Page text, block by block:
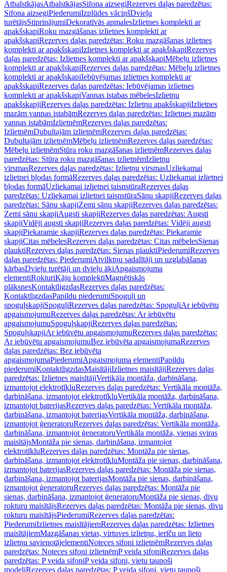
AtbalstkājasAtbalstkājasSifona aizsegiRezerves daļas paredzētas:
Sifona aizsegiPiederumiIzplūdes vāciņšDvieļu
turētājsStiprinājumiDekoratīvās apmalesIzlietnes komplekti ar
apakšskapiRoku mazgāšanas izlietnes komplekti ar
apakšskapiRezerves daļas paredzētas: Roku mazgāšanas izlietnes
komplekti ar apakšskapiIzlietnes komplekti ar apakšskapiRezerves
daļas paredzētas: Izlietnes komplekti ar apakšskapiMēbeļu izlietnes
komplekti ar apakšskapiRezerves daļas paredzētas: Mēbeļu izlietnes
komplekti ar apakšskapiIebūvējamas izlietnes komplekti ar
apakšskapiRezerves daļas paredzētas: Iebūvējamas izlietnes
komplekti ar apakšskapiVannas istabas mēbelesIzlietņu
apakšskapjiRezerves daļas paredzētas: Izlietņu apakšskapjiIzlietnes
mazām vannas istabāmRezerves daļas paredzētas: Izlietnes mazām
vannas istabāmIzlietnēmRezerves daļas paredzētas:
IzlietnēmDubultajām izlietnēmRezerves daļas paredzētas:
Dubultajām izlietnēmMēbeļu izlietnēmRezerves daļas paredzētas:
Mēbeļu izlietnēmStūra roku mazgāšanas izlietnēmRezerves daļas
paredzētas: Stūra roku mazgāšanas izlietnēmIzlietņu
virsmasRezerves daļas paredzētas: Izlietņu virsmasUzliekamai
izlietnei bļodas formāRezerves daļas paredzētas: Uzliekamai izlietnei
bļodas formāUzliekamai izlietnei taisnstūraRezerves daļas
paredzētas: Uzliekamai izlietnei taisnstūraSānu skapjiRezerves daļas
paredzētas: Sānu skapjiZemi sānu skapjiRezerves daļas paredzētas:
Zemi sānu skapjiAugsti skapjiRezerves daļas paredzētas: Augsti
skapjiVidēji augsti skapjiRezerves daļas paredzētas: Vidēji augsti
skapjiPiekaramie skapjiRezerves daļas paredzētas: Piekaramie
skapjiCitas mēbelesRezerves daļas paredzētas: Citas mēbelesSienas
plauktiRezerves daļas paredzētas: Sienas plauktiPiederumiRezerves
daļas paredzētas: PiederumiAtvilktņu sadalītāji un uzglabāšanas
kārbasDvieļu turētāji un dvieļu āķiApgaismojuma
elementiRokturiKāju komplektiMagnētiskās
plāksnesKontaktligzdasRezerves daļas paredzētas:
KontaktligzdasPapildu piederumiSpoguļi un
spoguļskapjiSpoguļiRezerves daļas paredzētas: SpoguļiAr iebūvētu
apgaismojumuRezerves daļas paredzētas: Ar iebūvētu
apgaismojumuSpoguļskapjiRezerves daļas paredzētas:
SpoguļskapjiAr iebūvētu apgaismojumuRezerves daļas paredzētas:
Ar iebūvētu apgaismojumuBez iebūvēta apgaismojumaRezerves
daļas paredzētas: Bez iebūvēta
apgaismojumaPiederumiApgaismojuma elementiPapildu
piederumiKontaktligzdasMaisītājiIzlietnes maisītājiRezerves daļas
paredzētas: Izlietnes maisītājiVertikāla montāža, darbināšana,
izmantojot elektrotīkluRezerves daļas paredzētas: Vertikāla montāža,
darbināšana, izmantojot elektrotīkluVertikāla montāža, darbināšana,
izmantojot baterijasRezerves daļas paredzētas: Vertikāla montāža,
darbināšana, izmantojot baterijasVertikāla montāža, darbināšana,
izmantojot ģeneratoruRezerves daļas paredzētas: Vertikāla montāža,
darbināšana, izmantojot ģeneratoruVertikāla montāža, vienas sviras
maisītājsMontāža pie sienas, darbināšana, izmantojot
elektrotīkluRezerves daļas paredzētas: Montāža pie sienas,
darbināšana, izmantojot elektrotīkluMontāža pie sienas, darbināšana,
izmantojot baterijasRezerves daļas paredzētas: Montāža pie sienas,
darbināšana, izmantojot baterijasMontāža pie sienas, darbināšana,
izmantojot ģeneratoruRezerves daļas paredzētas: Montāža pie
sienas, darbināšana, izmantojot ģeneratoruMontāža pie sienas, divu
rokturu maisītājsRezerves daļas paredzētas: Montāža pie sienas, divu
rokturu maisītājsPiederumiRezerves daļas paredzētas:
PiederumiIzlietnes maisītājiemRezerves daļas paredzētas: Izlietnes
maisītājiemMazgāšanas vietas, virtuves izlietņu, ierīču un lieto
izlietņu savienotājelementiNoteces sifoni izlietnēmRezerves daļas
paredzētas: Noteces sifoni izlietnēmP veida sifoniRezerves daļas
paredzētas: P veida sifoniP veida sifoni, vietu taupoši
modeļiRezerves daļas paredzētas: P veida sifoni, vietu taupoši